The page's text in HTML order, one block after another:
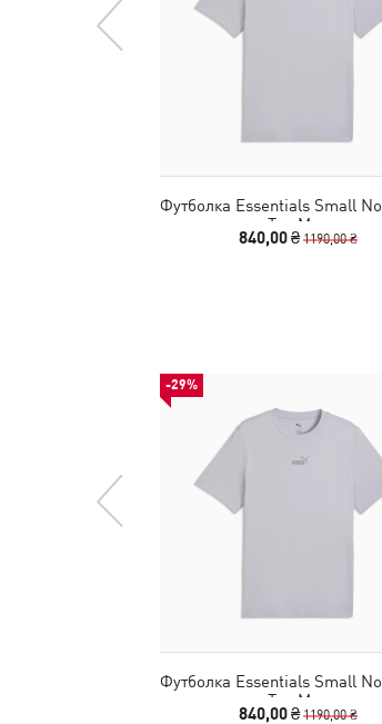
Футболка Essentials Small
Tee Men
840,00 ₴1190,00 ₴
-29%
Футболка Essentials Small
Tee Men
840,00 ₴1190,00 ₴